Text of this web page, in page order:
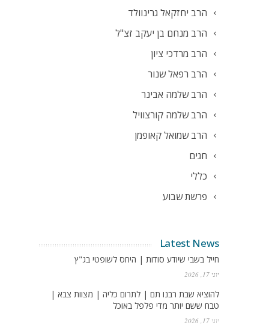
הרב יחזקאל גרינוולד
הרב מנחם בן יעקב זצ"ל
הרב מרדכי ציון
הרב רפאל שנור
הרב שלמה אבינר
הרב שלמה קורצוויל
הרב שמואל קאופמן
חגים
כללי
פרשת שבוע
Latest News
חייל בשבי שיודע סודות | היחס לשופטי בג"ץ
יוני 17, 2026
להוציא שבת רבנו תם | לתרום כליה | מצוות צבא |
טבח ששם יותר מדי פלפל באוכל
יוני 17, 2026